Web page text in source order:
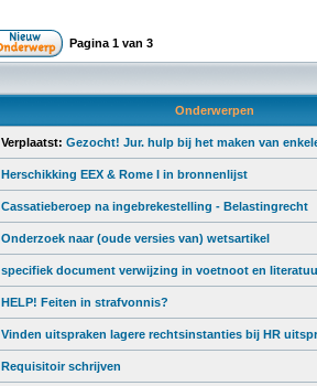
Pagina 1 van 3
Onderwerpen
Verplaatst: Gezocht! Jur. hulp bij het maken van
Herschikking EEX & Rome I in bronnenlijst
Cassatieberoep na ingebrekestelling - Belastingrecht
Onderzoek naar (oude versies van) wetsartikel
specifiek document verwijzing in voetnoot en
HELP! Feiten in strafvonnis?
Vinden uitspraken lagere rechtsinstanties bij HR
Requisitoir schrijven